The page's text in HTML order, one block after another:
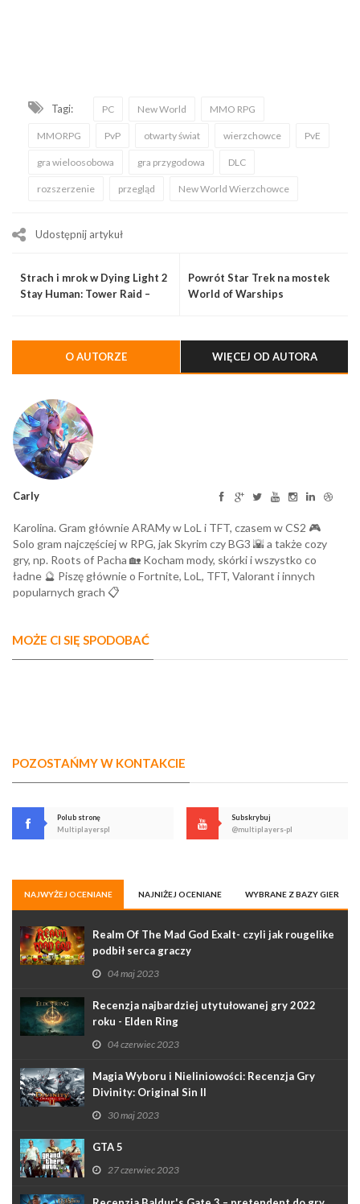
Tagi: PC New World MMO RPG
MMORPG PvP otwarty świat wierzchowce PvE
gra wieloosobowa gra przygodowa DLC
rozszerzenie przegląd New World Wierzchowce
Udostępnij artykuł
Strach i mrok w Dying Light 2
Stay Human: Tower Raid –
Powrót Star Trek na mostek
World of Warships
O AUTORZE WIĘCEJ OD AUTORA
Carly
Karolina. Gram głównie ARAMy w LoL i TFT, czasem w CS2 🎮
Solo gram najczęściej w RPG, jak Skyrim czy BG3 🌇 a także cozy
gry, np. Roots of Pacha 🏡 Kocham mody, skórki i wszystko co
ładne 🔮 Piszę głównie o Fortnite, LoL, TFT, Valorant i innych
popularnych grach 📋
MOŻE CI SIĘ SPODOBAĆ
POZOSTAŃMY W KONTAKCIE
Polub stronę
Multiplayerspl
Subskrybuj
@multiplayers-pl
NAJWYŻEJ OCENIANE NAJNIŻEJ OCENIANE WYBRANE Z BAZY GIER
Realm Of The Mad God Exalt- czyli jak rougelike
podbił serca graczy
04 maj 2023
Recenzja najbardziej utytułowanej gry 2022
roku - Elden Ring
04 czerwiec 2023
Magia Wyboru i Nieliniowości: Recenzja Gry
Divinity: Original Sin II
30 maj 2023
GTA 5
27 czerwiec 2023